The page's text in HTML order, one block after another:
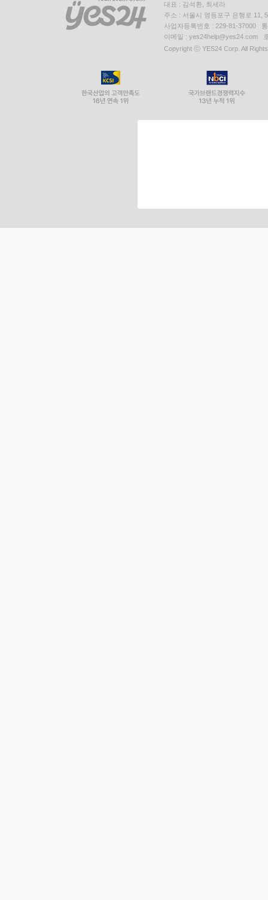
대표 : 김석환, 최세라
주소 : 서울시 영등포구 은행로 11,
사업자등록번호 : 229-81-37000
이메일 : yes24help@yes24.com
Copyright ⓒ YES24 Corp. All